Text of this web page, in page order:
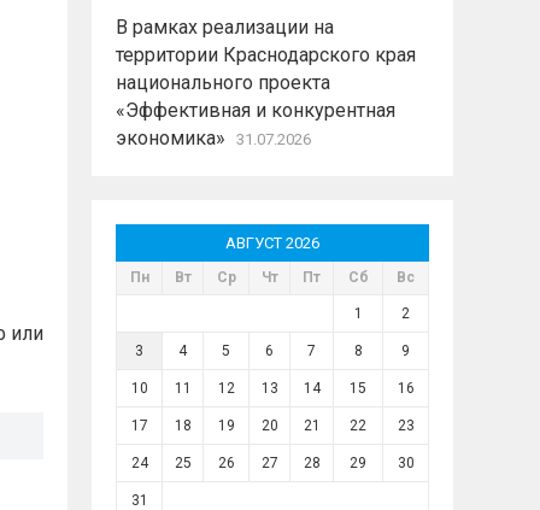
или
В рамках реализации на
территории Краснодарского края
национального проекта
«Эффективная и конкурентная
экономика»
31.07.2026
АВГУСТ 2026
Пн Вт Ср Чт Пт Сб Вс
1 2
3 4 5 6 7 8 9
10 11 12 13 14 15 16
17 18 19 20 21 22 23
24 25 26 27 28 29 30
31